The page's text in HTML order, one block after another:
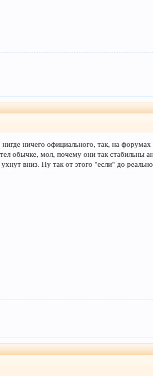
ничего официального, так, на
обычке, мол, почему они так стабильны
вниз. Ну так от этого "если" до